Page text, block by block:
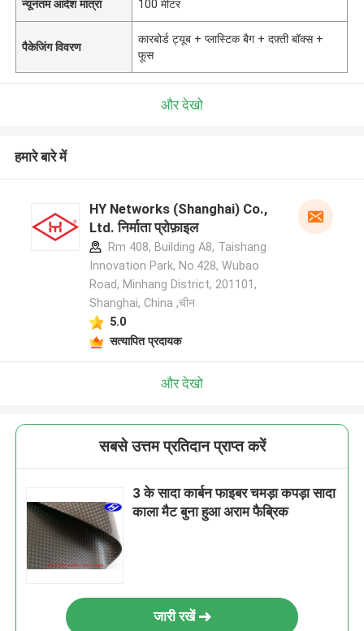
न्यूनतम आदेश मात्रा 100 मीटर
पैकेजिंग विवरण
कारबोर्ड ट्यूब + प्लास्टिक बैग + दफ़्ती बॉक्स +
फूस
और देखो
हमारे बारे में
HY Networks (Shanghai) Co.,
Ltd. निर्माता प्रोफ़ाइल
Rm 408, Building A8, Taishang
Innovation Park, No.428, Wubao
Road, Minhang District, 201101,
Shanghai, China ,चीन
5.0
सत्यापित प्रदायक
और देखो
सबसे उत्तम प्रतिदान प्राप्त करें
3 के सादा कार्बन फाइबर चमड़ा कपड़ा सादा
काला मैट बुना हुआ अराम फैब्रिक
जारी रखें